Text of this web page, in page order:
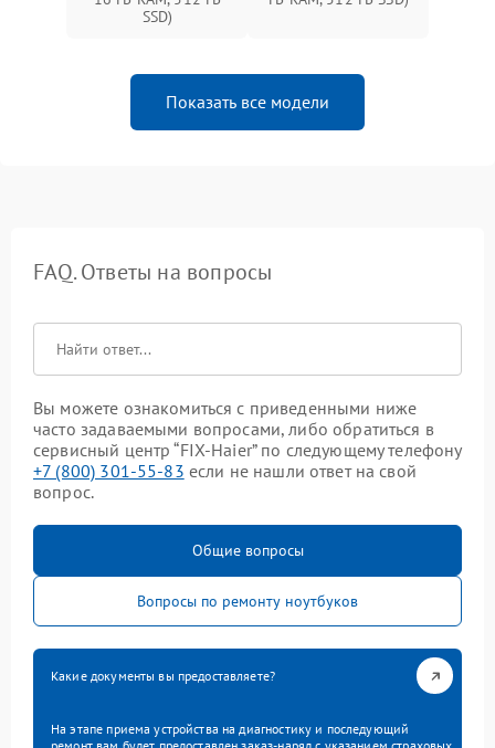
SSD)
Показать все модели
FAQ. Ответы на вопросы
Вы можете ознакомиться с приведенными ниже
часто задаваемыми вопросами, либо обратиться в
сервисный центр “FIX-Haier” по следующему телефону
+7 (800) 301-55-83 если не нашли ответ на свой
вопрос.
Общие вопросы
Вопросы по ремонту ноутбуков
Какие документы вы предоставляете?
На этапе приема устройства на диагностику и последующий